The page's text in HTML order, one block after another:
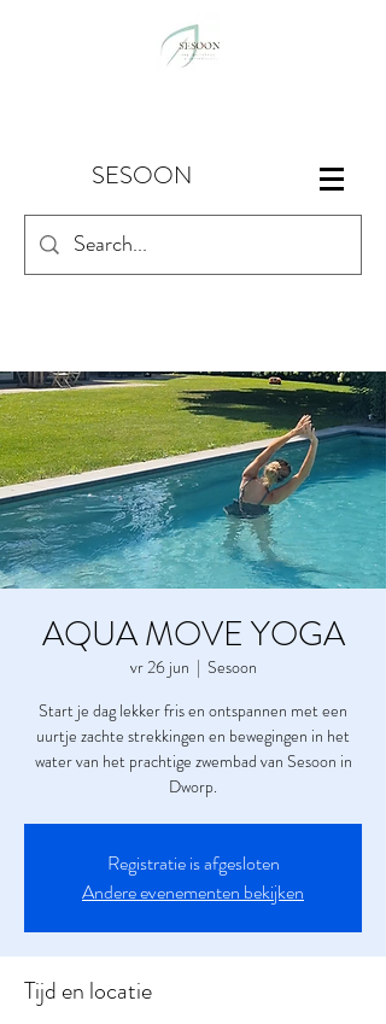
SESOON
AQUA MOVE YOGA
vr 26 jun
  |
Sesoon
Start je dag lekker fris en ontspannen met een
uurtje zachte strekkingen en bewegingen in het
water van het prachtige zwembad van Sesoon in
Dworp.
Registratie is afgesloten
Andere evenementen bekijken
Tijd en locatie